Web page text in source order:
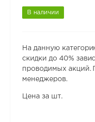
В наличии
На данную
скидки до 40%
проводимых акций.
менеджеров.
Цена за шт.